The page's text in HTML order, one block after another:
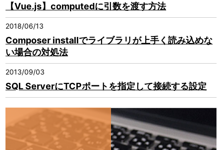
【Vue.js】computedに引数を渡す方法
2018/06/13
Composer installでライブラリが上手く読み込めな
い場合の対処法
2013/09/03
SQL ServerにTCPポートを指定して接続する設定